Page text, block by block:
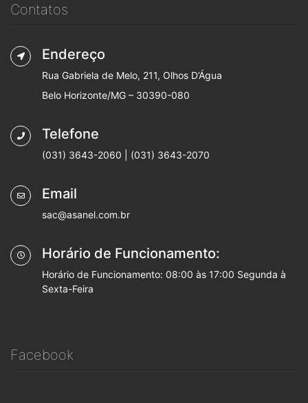
Contatos
Endereço
Rua Gabriela de Melo, 211, Olhos D’Água
Belo Horizonte/MG – 30390-080
Telefone
(031) 3643-2060 | (031) 3643-2070
Email
sac@asanel.com.br
Horário de Funcionamento:
Horário de Funcionamento: 08:00 às 17:00 Segunda à
Sexta-Feira
Facebook